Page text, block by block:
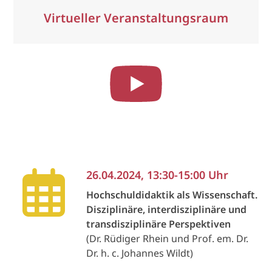
Virtueller Veranstaltungsraum
26.04.2024, 13:30-15:00 Uhr
Hochschuldidaktik als Wissenschaft.
Disziplinäre, interdisziplinäre und
transdisziplinäre Perspektiven
(Dr. Rüdiger Rhein und Prof. em. Dr.
Dr. h. c. Johannes Wildt)